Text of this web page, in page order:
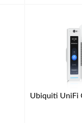
Ubiquiti UniFi